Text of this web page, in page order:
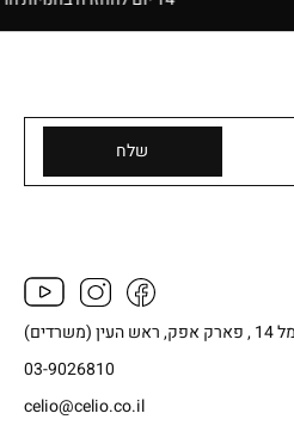
שלח
(משרדים)
03-9026810
celio@celio.co.il